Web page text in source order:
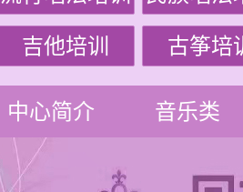
吉他培训 古筝培
中心简介 音乐类